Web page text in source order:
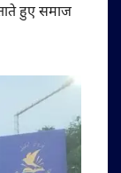
हुए समाज